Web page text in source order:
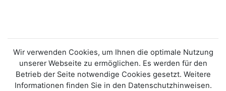
Wir verwenden Cookies, um Ihnen die optimale Nutzung
unserer Webseite zu ermöglichen. Es werden für den
Betrieb der Seite notwendige Cookies gesetzt. Weitere
Informationen finden Sie in den Datenschutzhinweisen.